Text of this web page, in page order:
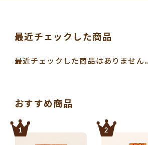
最近チェックした商品
最近チェックした商品はありません。
おすすめ商品
1 2